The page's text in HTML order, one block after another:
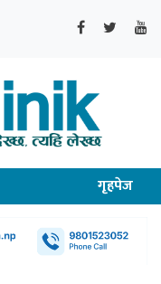
गृहपेज